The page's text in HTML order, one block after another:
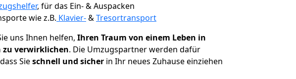
, für das Ein- & Auspacken
wie z.B. Klavier-&Tresortransport
uns Ihnen helfen, Ihren Traum von einem Leben in
zu verwirklichen. Die Umzugspartner werden dafür
Sieschnell und sicher in Ihr neues Zuhause einziehen